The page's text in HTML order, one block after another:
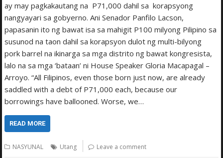
ay may pagkakautang na P71,000 dahil sa korapsyong
nangyayari sa gobyerno. Ani Senador Panfilo Lacson,
papasanin ito ng bawat isa sa mahigit P100 milyong Pilipino sa
susunod na taon dahil sa korapsyon dulot ng multi-bilyong
pork barrel na ikinarga sa mga distrito ng bawat kongresista,
lalo na sa mga ‘bataan’ ni House Speaker Gloria Macapagal –
Arroyo. “All Filipinos, even those born just now, are already
saddled with a debt of P71,000 each, because our
borrowings have ballooned. Worse, we…
READ MORE
NASYUNAL Utang Leave a comment